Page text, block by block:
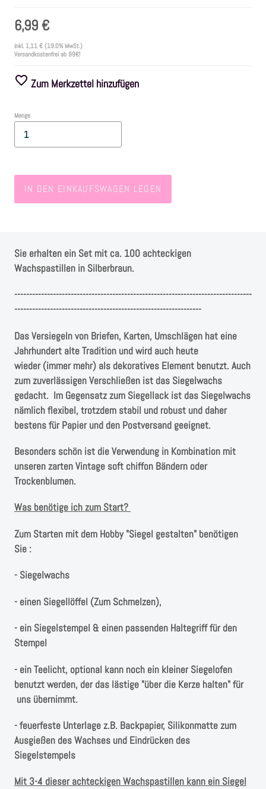
Siegelwachs /Papierschöpfen
Farben
Herbst
SALE
Instagram
Kranzliebe
6,99 €
inkl. 1,11 € (19.0% MwSt.)
Versandkostenfrei ab 99€!
Zum Merkzettel hinzufügen
Menge
IN DEN EINKAUFSWAGEN LEGEN
Sie erhalten ein Set mit ca. 100 achteckigen
Wachspastillen in Silberbraun.
--------------------------------------------------------------------------------
---------------------------------------------------------------
Das Versiegeln von Briefen, Karten, Umschlägen hat eine
Jahrhundert alte Tradition und wird auch heute
wieder (immer mehr) als dekoratives Element benutzt. Auch
zum zuverlässigen Verschließen ist das Siegelwachs
gedacht. Im Gegensatz zum Siegellack ist das Siegelwachs
nämlich flexibel, trotzdem stabil und robust und daher
bestens für Papier und den Postversand geeignet.
Besonders schön ist die Verwendung in Kombination mit
unseren zarten Vintage soft chiffon Bändern oder
Trockenblumen.
Was benötige ich zum Start?
Zum Starten mit dem Hobby "Siegel gestalten" benötigen
Sie :
- Siegelwachs
- einen Siegellöffel (Zum Schmelzen),
- ein Siegelstempel & einen passenden Haltegriff für den
Stempel
- ein Teelicht, optional kann noch ein kleiner Siegelofen
benutzt werden, der das lästige "über die Kerze halten" für
uns übernimmt.
- feuerfeste Unterlage z.B. Backpapier, Silikonmatte zum
Ausgießen des Wachses und Eindrücken des
Siegelstempels
Mit 3-4 dieser achteckigen Wachspastillen kann ein Siegel